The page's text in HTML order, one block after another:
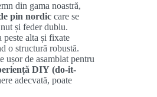
din gama noastră,
pin nordic care se
și feder dublu.
peste alta și fixate
o structură robustă.
ușor de asamblat pentru
DIY (do-it-
adecvată, poate